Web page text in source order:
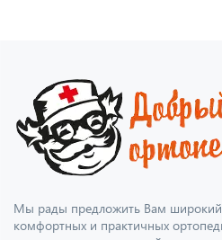
Мы рады предложить Вам широкий
комфортных и практичных